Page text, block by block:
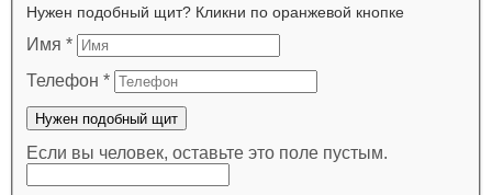
Нужен подобный щит? Кликни по оранжевой кнопке
Имя *
Телефон *
Нужен подобный щит
Если вы человек, оставьте это поле пустым.